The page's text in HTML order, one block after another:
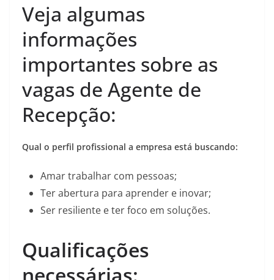
Veja algumas
informações
importantes sobre as
vagas de Agente de
Recepção:
Qual o perfil profissional a empresa está buscando:
Amar trabalhar com pessoas;
Ter abertura para aprender e inovar;
Ser resiliente e ter foco em soluções.
Qualificações